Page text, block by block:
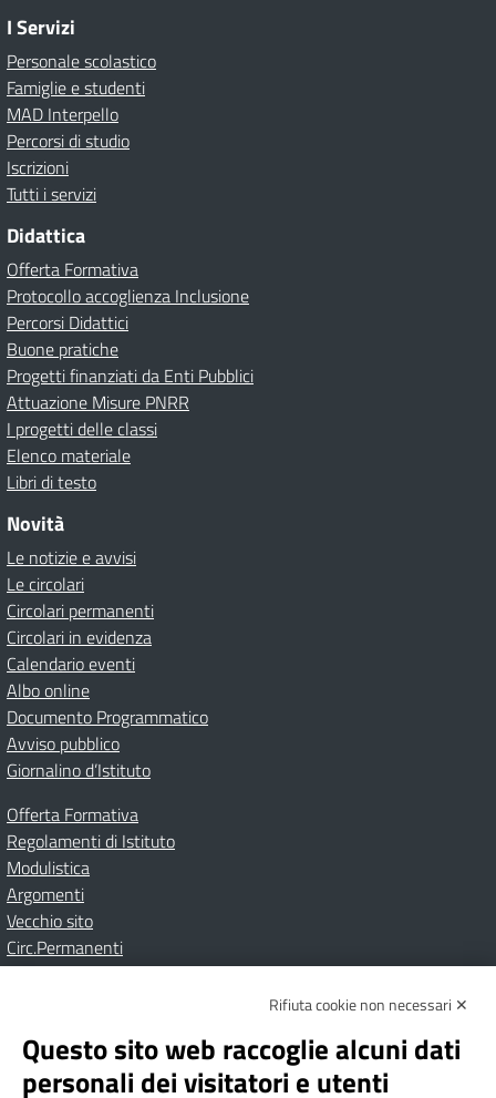
I Servizi
Personale scolastico
Famiglie e studenti
MAD Interpello
Percorsi di studio
Iscrizioni
Tutti i servizi
Didattica
Offerta Formativa
Protocollo accoglienza Inclusione
Percorsi Didattici
Buone pratiche
Progetti finanziati da Enti Pubblici
Attuazione Misure PNRR
I progetti delle classi
Elenco materiale
Libri di testo
Novità
Le notizie e avvisi
Le circolari
Circolari permanenti
Circolari in evidenza
Calendario eventi
Albo online
Documento Programmatico
Avviso pubblico
Giornalino d’Istituto
Offerta Formativa
Regolamenti di Istituto
Modulistica
Argomenti
Vecchio sito
Circ.Permanenti
Albo onlinePrivacy Policy
Dichiarazione di accessibilità
Note Legali
Rifiuta cookie non necessari ✕
Questo sito web raccoglie alcuni dati
personali dei visitatori e utenti